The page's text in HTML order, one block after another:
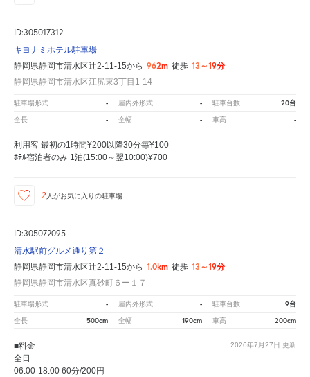
ID:305017312
キヨナミホテル駐車場
静岡県静岡市清水区辻2-11-15から 962m 徒歩 13～19分
静岡県静岡市清水区江尻東3丁目1-14
駐車場形式 - 屋内外形式 - 駐車台数 20台
全長 - 全幅 - 車高 -
利用客 最初の1時間¥200以降30分毎¥100
ﾎﾃﾙ宿泊者のみ 1泊(15:00～翌10:00)¥700
2 人がお気に入りの駐車場
ID:305072095
清水駅前グルメ通り第２
静岡県静岡市清水区辻2-11-15から 1.0km 徒歩 13～19分
静岡県静岡市清水区真砂町６ー１７
駐車場形式 - 屋内外形式 - 駐車台数 9台
全長 500cm 全幅 190cm 車高 200cm
2026年7月27日 更新
■料金
全日
06:00-18:00 60分/200円